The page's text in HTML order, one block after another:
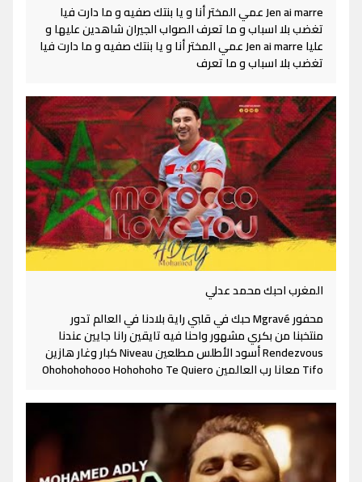
Jen ai marre عمي المختر أنا و يا بنتك صفيه و ما دارت فيا
تغضب بلا اسباب و ما تعرف الصواب الجيران شاهدين عليها و
عليا Jen ai marre عمي المختر أنا و يا بنتك صفيه و ما دارت فيا
تغضب بلا اسباب و ما تعرف
المغرب احبك محمد عدلي
محفور Mgravé حبك في قلبي راية بلادنا في العالم تدور
منتخبنا من بكري مشهور واحنا فيه تايقين رانا جايين عندنا
Rendezvous أسود الأطلس مطلعين Niveau كبار وغار هازين
Tifo معانا رب العالمين Ohohohohooo Hohohoho Te Quiero